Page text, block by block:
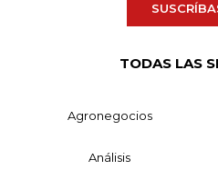
TODAS LAS
Agronegocios
Análisis